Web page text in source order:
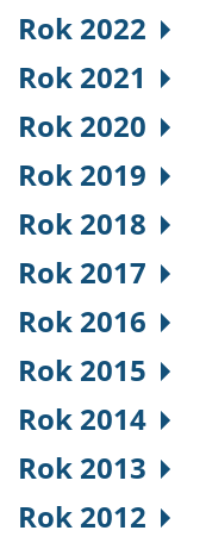
Rok 2022
Rok 2021
Rok 2020
Rok 2019
Rok 2018
Rok 2017
Rok 2016
Rok 2015
Rok 2014
Rok 2013
Rok 2012